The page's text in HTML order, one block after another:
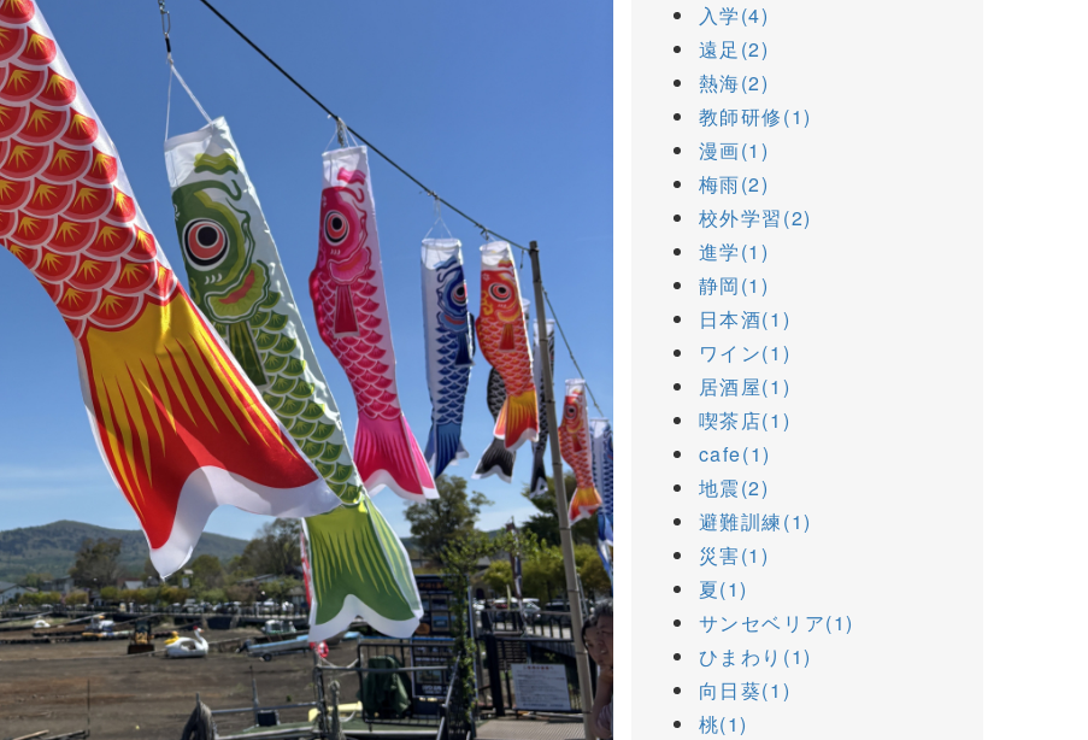
入学(4)
遠足(2)
熱海(2)
教師研修(1)
漫画(1)
梅雨(2)
校外学習(2)
進学(1)
静岡(1)
日本酒(1)
ワイン(1)
居酒屋(1)
喫茶店(1)
cafe(1)
地震(2)
避難訓練(1)
災害(1)
夏(1)
サンセベリア(1)
ひまわり(1)
向日葵(1)
桃(1)